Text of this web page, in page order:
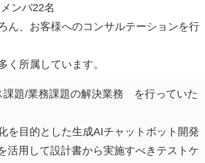
バ22名
ん、お客様へのコンサルテーションを行
く所属しています。
課題/業務課題の解決業務 を行っていた
を目的とした生成AIチャットボット開発
活用して設計書から実施すべきテストケ